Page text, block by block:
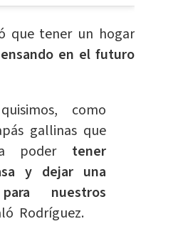
que tener un hogar
en el futuro
como
gallinas que
poder tener
y dejar una
nuestros
Rodríguez.